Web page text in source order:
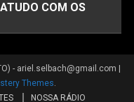
COM OS
- ariel.selbach@gmail.com
Themes.
NOSSA RÁDIO